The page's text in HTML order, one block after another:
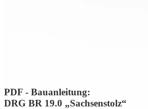
PDF - Bauanleitung:
DRG BR 19.0 „Sachsenstolz“